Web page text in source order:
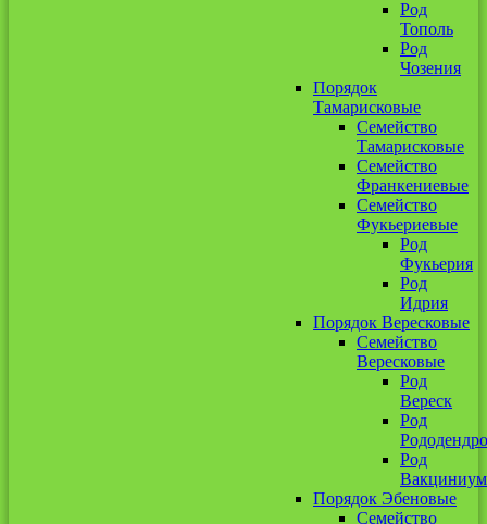
Род
Тополь
Род
Чозения
Порядок
Тамарисковые
Семейство
Тамарисковые
Семейство
Франкениевые
Семейство
Фукьериевые
Род
Фукьерия
Род
Идрия
Порядок Вересковые
Семейство
Вересковые
Род
Вереск
Род
Род
Вакциниум
Порядок Эбеновые
Семейство